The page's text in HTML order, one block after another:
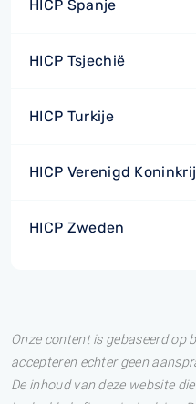
HICP Spanje
HICP Tsjechië
HICP Turkije
HICP Verenigd
HICP Zweden
Onze content is gebaseerd op
accepteren echter geen
De inhoud van deze website